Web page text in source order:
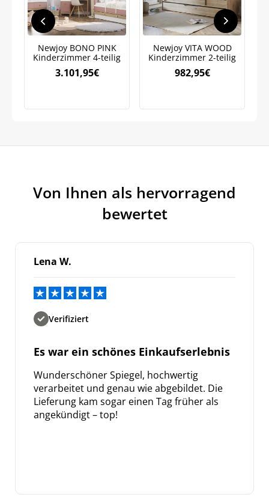
Newjoy BONO PINK
Kinderzimmer 4-teilig
3.101,95€
Newjoy VITA WOOD
Kinderzimmer 2-teilig
982,95€
Von Ihnen als hervorragend
bewertet
Lena W.
Verifiziert
Es war ein schönes Einkaufserlebnis
Wunderschöner Spiegel, hochwertig
verarbeitet und genau wie abgebildet. Die
Lieferung kam sogar einen Tag früher als
angekündigt – top!